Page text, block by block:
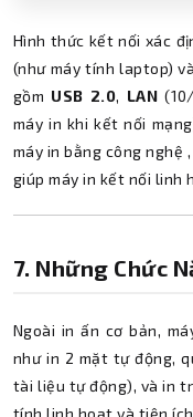
Hình thức kết nối xác
(như máy tính laptop)
gồm USB 2.0, LAN
máy in khi kết nối
máy in bằng công nghệ
giúp máy in kết nối linh
7. Những Chức
Ngoài in ấn cơ bản,
như in 2 mặt tự động,
tài liệu tự động), và in
tính linh hoạt và tiện ích